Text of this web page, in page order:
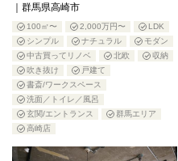
｜群馬県高崎市
100㎡〜 2,000万円〜
LDK
シンプル
ナチュラル
モダン
中古買ってリノベ
北欧
収納
吹き抜け
戸建て
書斎/ワークスペース
洗面／トイレ／風呂
玄関/エントランス
群馬エリア
高崎店